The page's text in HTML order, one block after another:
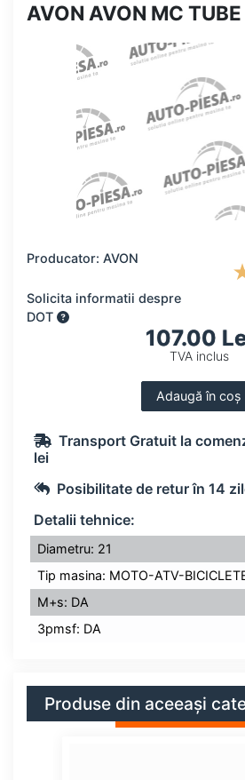
AVON AVON MC TUBE
Producator: AVON
Solicita informatii despre
DOT
107.00
TVA inclus
Adaugă în coș
Transport Gratuit la
lei
Posibilitate de retur în 14
Detalii tehnice:
Diametru: 21
Tip masina: MOTO-ATV-
M+s: DA
3pmsf: DA
Produse din aceeași